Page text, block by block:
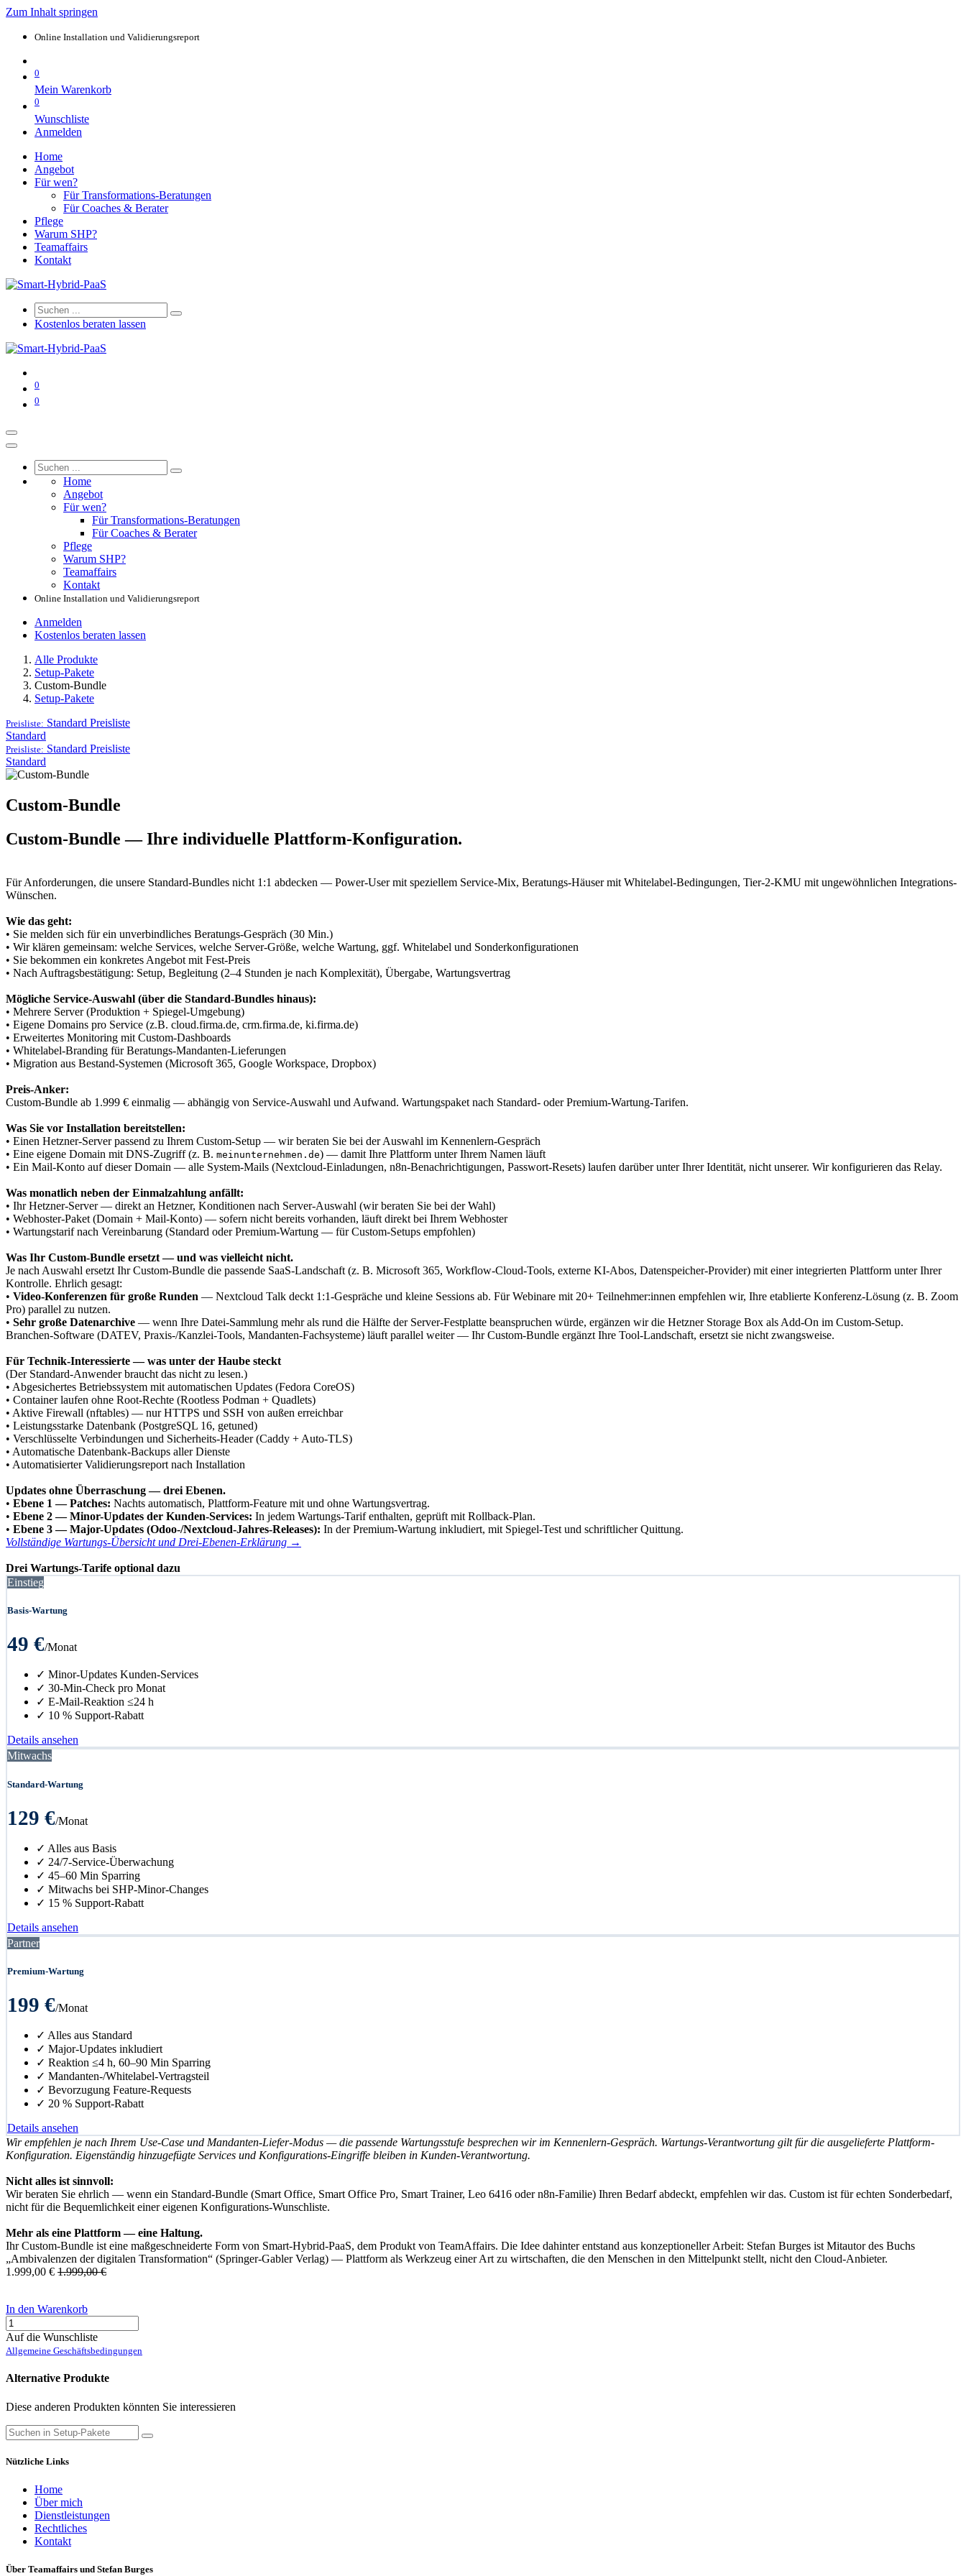
Zum Inhalt springen
Online Installation und Validierungsreport
0
Mein Warenkorb
0
Wunschliste
Anmelden
Home
Angebot
Für wen?
Für Transformations-Beratungen
Für Coaches & Berater
Pflege
Warum SHP?
Teamaffairs
Kontakt
Kostenlos beraten lassen
0
0
Home
Angebot
Für wen?
Für Transformations-Beratungen
Für Coaches & Berater
Pflege
Warum SHP?
Teamaffairs
Kontakt
Online Installation und Validierungsreport
Anmelden
Kostenlos beraten lassen
Alle Produkte
Setup-Pakete
Custom-Bundle
Setup-Pakete
Preisliste: Standard Preisliste
Standard
Preisliste: Standard Preisliste
Standard
Custom-Bundle
Custom-Bundle — Ihre individuelle Plattform-Konfiguration.
Für Anforderungen, die unsere Standard-Bundles nicht 1:1 abdecken — Power-User mit speziellem Service-Mix, Beratungs-Häuser mit Whitelabel-Bedingungen, Tier-2-KMU mit ungewöhnlichen Integrations-
Wünschen.
Wie das geht:
• Sie melden sich für ein unverbindliches Beratungs-Gespräch (30 Min.)
• Wir klären gemeinsam: welche Services, welche Server-Größe, welche Wartung, ggf. Whitelabel und Sonderkonfigurationen
• Sie bekommen ein konkretes Angebot mit Fest-Preis
• Nach Auftragsbestätigung: Setup, Begleitung (2–4 Stunden je nach Komplexität), Übergabe, Wartungsvertrag
Mögliche Service-Auswahl (über die Standard-Bundles hinaus):
• Mehrere Server (Produktion + Spiegel-Umgebung)
• Eigene Domains pro Service (z.B. cloud.firma.de, crm.firma.de, ki.firma.de)
• Erweitertes Monitoring mit Custom-Dashboards
• Whitelabel-Branding für Beratungs-Mandanten-Lieferungen
• Migration aus Bestand-Systemen (Microsoft 365, Google Workspace, Dropbox)
Preis-Anker:
Custom-Bundle ab 1.999 € einmalig — abhängig von Service-Auswahl und Aufwand. Wartungspaket nach Standard- oder Premium-Wartung-Tarifen.
Was Sie vor Installation bereitstellen:
• Einen Hetzner-Server passend zu Ihrem Custom-Setup — wir beraten Sie bei der Auswahl im Kennenlern-Gespräch
• Eine eigene Domain mit DNS-Zugriff (z. B. meinunternehmen.de) — damit Ihre Plattform unter Ihrem Namen läuft
• Ein Mail-Konto auf dieser Domain — alle System-Mails (Nextcloud-Einladungen, n8n-Benachrichtigungen, Passwort-Resets) laufen darüber unter Ihrer Identität, nicht unserer. Wir konfigurieren das Relay.
Was monatlich neben der Einmalzahlung anfällt:
• Ihr Hetzner-Server — direkt an Hetzner, Konditionen nach Server-Auswahl (wir beraten Sie bei der Wahl)
• Webhoster-Paket (Domain + Mail-Konto) — sofern nicht bereits vorhanden, läuft direkt bei Ihrem Webhoster
• Wartungstarif nach Vereinbarung (Standard oder Premium-Wartung — für Custom-Setups empfohlen)
Was Ihr Custom-Bundle ersetzt — und was vielleicht nicht.
Je nach Auswahl ersetzt Ihr Custom-Bundle die passende SaaS-Landschaft (z. B. Microsoft 365, Workflow-Cloud-Tools, externe KI-Abos, Datenspeicher-Provider) mit einer integrierten Plattform unter Ihrer
Kontrolle. Ehrlich gesagt:
• Video-Konferenzen für große Runden — Nextcloud Talk deckt 1:1-Gespräche und kleine Sessions ab. Für Webinare mit 20+ Teilnehmer:innen empfehlen wir, Ihre etablierte Konferenz-Lösung (z. B. Zoom
Pro) parallel zu nutzen.
• Sehr große Datenarchive — wenn Ihre Datei-Sammlung mehr als rund die Hälfte der Server-Festplatte beanspruchen würde, ergänzen wir die Hetzner Storage Box als Add-On im Custom-Setup.
Branchen-Software (DATEV, Praxis-/Kanzlei-Tools, Mandanten-Fachsysteme) läuft parallel weiter — Ihr Custom-Bundle ergänzt Ihre Tool-Landschaft, ersetzt sie nicht zwangsweise.
Für Technik-Interessierte — was unter der Haube steckt
(Der Standard-Anwender braucht das nicht zu lesen.)
• Abgesichertes Betriebssystem mit automatischen Updates (Fedora CoreOS)
• Container laufen ohne Root-Rechte (Rootless Podman + Quadlets)
• Aktive Firewall (nftables) — nur HTTPS und SSH von außen erreichbar
• Leistungsstarke Datenbank (PostgreSQL 16, getuned)
• Verschlüsselte Verbindungen und Sicherheits-Header (Caddy + Auto-TLS)
• Automatische Datenbank-Backups aller Dienste
• Automatisierter Validierungsreport nach Installation
Updates ohne Überraschung — drei Ebenen.
• Ebene 1 — Patches: Nachts automatisch, Plattform-Feature mit und ohne Wartungsvertrag.
• Ebene 2 — Minor-Updates der Kunden-Services: In jedem Wartungs-Tarif enthalten, geprüft mit Rollback-Plan.
• Ebene 3 — Major-Updates (Odoo-/Nextcloud-Jahres-Releases): In der Premium-Wartung inkludiert, mit Spiegel-Test und schriftlicher Quittung.
Vollständige Wartungs-Übersicht und Drei-Ebenen-Erklärung →
Drei Wartungs-Tarife optional dazu
Einstieg
Basis-Wartung
49 €/Monat
✓ Minor-Updates Kunden-Services
✓ 30-Min-Check pro Monat
✓ E-Mail-Reaktion ≤24 h
✓ 10 % Support-Rabatt
Details ansehen
Mitwachs
Standard-Wartung
129 €/Monat
✓ Alles aus Basis
✓ 24/7-Service-Überwachung
✓ 45–60 Min Sparring
✓ Mitwachs bei SHP-Minor-Changes
✓ 15 % Support-Rabatt
Details ansehen
Partner
Premium-Wartung
199 €/Monat
✓ Alles aus Standard
✓ Major-Updates inkludiert
✓ Reaktion ≤4 h, 60–90 Min Sparring
✓ Mandanten-/Whitelabel-Vertragsteil
✓ Bevorzugung Feature-Requests
✓ 20 % Support-Rabatt
Details ansehen
Wir empfehlen je nach Ihrem Use-Case und Mandanten-Liefer-Modus — die passende Wartungsstufe besprechen wir im Kennenlern-Gespräch. Wartungs-Verantwortung gilt für die ausgelieferte Plattform-
Konfiguration. Eigenständig hinzugefügte Services und Konfigurations-Eingriffe bleiben in Kunden-Verantwortung.
Nicht alles ist sinnvoll:
Wir beraten Sie ehrlich — wenn ein Standard-Bundle (Smart Office, Smart Office Pro, Smart Trainer, Leo 6416 oder n8n-Familie) Ihren Bedarf abdeckt, empfehlen wir das. Custom ist für echten Sonderbedarf,
nicht für die Bequemlichkeit einer eigenen Konfigurations-Wunschliste.
Mehr als eine Plattform — eine Haltung.
Ihr Custom-Bundle ist eine maßgeschneiderte Form von Smart-Hybrid-PaaS, dem Produkt von TeamAffairs. Die Idee dahinter entstand aus konzeptioneller Arbeit: Stefan Burges ist Mitautor des Buchs
„Ambivalenzen der digitalen Transformation“ (Springer-Gabler Verlag) — Plattform als Werkzeug einer Art zu wirtschaften, die den Menschen in den Mittelpunkt stellt, nicht den Cloud-Anbieter.
1.999,00 € 1.999,00€
In den Warenkorb
Auf die Wunschliste
Allgemeine Geschäftsbedingungen
Alternative Produkte
Diese anderen Produkten könnten Sie interessieren
Nützliche Links
Home
Über mich
Dienstleistungen
Rechtliches
Kontakt
Über Teamaffairs und Stefan Burges